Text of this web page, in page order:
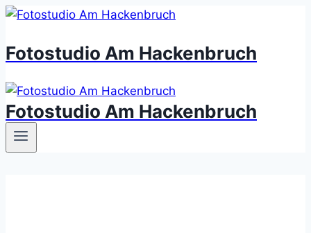
Zum
springen
Fotostudio Am Hackenbruch
Fotostudio Am Hackenbruch